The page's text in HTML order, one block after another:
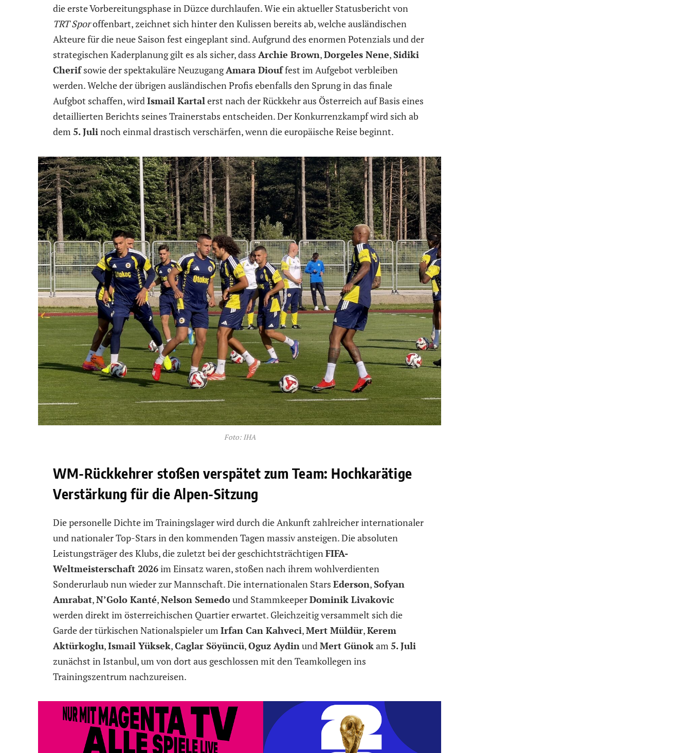
die erste Vorbereitungsphase in Düzce durchlaufen. Wie ein aktueller Statusbericht von
TRT Sporoffenbart, zeichnet sich hinter den Kulissen bereits ab, welche ausländischen
Akteure für die neue Saison fest eingeplant sind. Aufgrund des enormen Potenzials und der
strategischen Kaderplanung gilt es als sicher, dass Archie Brown,Dorgeles Nene,Sidiki
Cherifsowie der spektakuläre NeuzugangAmara Diouffest im Aufgebot verbleiben
werden. Welche der übrigen ausländischen Profis ebenfalls den Sprung in das finale
Aufgbot schaffen, wirdIsmail Kartalerst nach der Rückkehr aus Österreich auf Basis eines
detaillierten Berichts seines Trainerstabs entscheiden. Der Konkurrenzkampf wird sich ab
dem 5. Julinoch einmal drastisch verschärfen, wenn die europäische Reise beginnt.
Foto: IHA
WM-Rückkehrer stoßen verspätet zum Team: Hochkarätige
Verstärkung für die Alpen-Sitzung
Die personelle Dichte im Trainingslager wird durch die Ankunft zahlreicher internationaler
und nationaler Top-Stars in den kommenden Tagen massiv ansteigen. Die absoluten
Leistungsträger des Klubs, die zuletzt bei der geschichtsträchtigen FIFA-
Weltmeisterschaft 2026im Einsatz waren, stoßen nach ihrem wohlverdienten
Sonderurlaub nun wieder zur Mannschaft. Die internationalen Stars Ederson,Sofyan
Amrabat,N’Golo Kanté,Nelson Semedound StammkeeperDominik Livakovic
werden direkt im österreichischen Quartier erwartet. Gleichzeitig versammelt sich die
Garde der türkischen Nationalspieler um Irfan Can Kahveci,Mert Müldür,Kerem
Aktürkoglu,Ismail Yüksek,Caglar Söyüncü,Oguz Aydin und Mert Günok am 5. Juli
zunächst in Istanbul, um von dort aus geschlossen mit den Teamkollegen ins
Trainingszentrum nachzureisen.